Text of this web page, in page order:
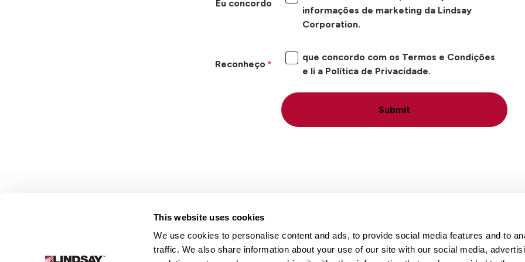
This website uses cookies
We use cookies to personalise content and ads, to provide social media features and to
traffic. We also share information about your use of our site with our social media,
Eu concordo
informações de marketing da Lindsay
Corporation.
Reconheço
que concordo com os Termos e Condições
e li a Política de Privacidade.
Submit
Link
Locais Carreiras